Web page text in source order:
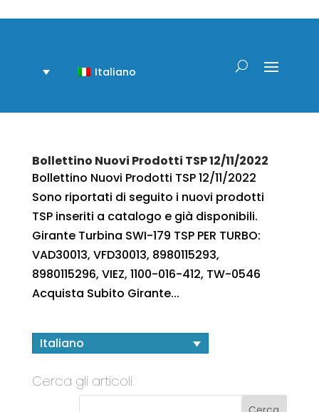
Italiano
Bollettino Nuovi Prodotti TSP 12/11/2022
Bollettino Nuovi Prodotti TSP 12/11/2022
Sono riportati di seguito i nuovi prodotti
TSP inseriti a catalogo e già disponibili.
Girante Turbina SWI-179 TSP PER TURBO:
VAD30013, VFD30013, 8980115293,
8980115296, VIEZ, 1100-016-412, TW-0546
Acquista Subito Girante...
Italiano
Cerca gli articoli